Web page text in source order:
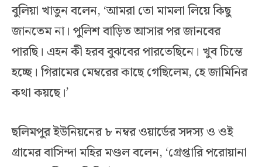
বুলিয়া খাতুন বলেন, ‘আমরা তো মামলা লিয়ে কিছু
জানতেম না। পুলিশ বাড়িত আসার পর জানবের
পারছি। এহন কী হরব বুঝবের পারতেছিনে। খুব চিন্তে
হচ্ছে। গিরামের মেম্বরের কাছে গেছিলেম, হে জামিনির
কথা কয়ছে।’
ছলিমপুর ইউনিয়নের ৮ নম্বর ওয়ার্ডের সদস্য ও ওই
গ্রামের বাসিন্দা মহির মণ্ডল বলেন, ‘গ্রেপ্তারি পরোয়ানা